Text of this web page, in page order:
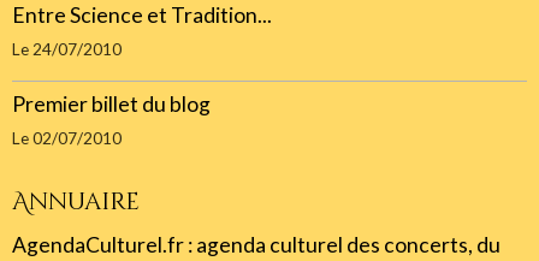
Entre Science et Tradition...
Le 24/07/2010
Premier billet du blog
Le 02/07/2010
Annuaire
AgendaCulturel.fr : agenda culturel des concerts, du